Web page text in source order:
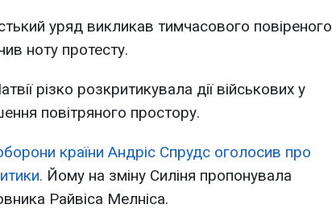
уряд викликав тимчасового повіреного
ноту протесту.
різко розкритикувала дії військових у
повітряного простору.
країни Андріс Спрудс оголосив про
Йому на зміну Силіня пропонувала
Райвіса Мелніса.